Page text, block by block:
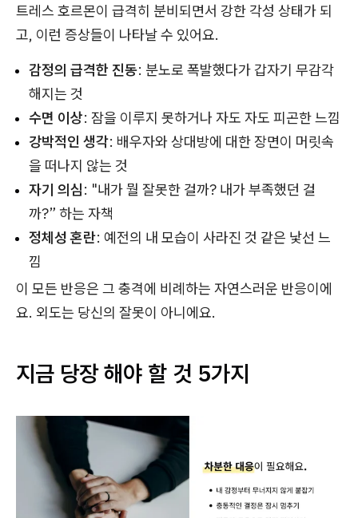
트레스 호르몬이 급격히 분비되면서 강한 각성 상태가 되
고, 이런 증상들이 나타날 수 있어요.
감정의 급격한 진동: 분노로 폭발했다가 갑자기 무감각
해지는 것
수면 이상: 잠을 이루지 못하거나 자도 자도 피곤한 느낌
강박적인 생각: 배우자와 상대방에 대한 장면이 머릿속
을 떠나지 않는 것
자기 의심: "내가 뭘 잘못한 걸까? 내가 부족했던 걸
까?” 하는 자책
정체성 혼란: 예전의 내 모습이 사라진 것 같은 낯선 느
낌
이 모든 반응은 그 충격에 비례하는 자연스러운 반응이에
요. 외도는 당신의 잘못이 아니에요.
지금 당장 해야 할 것 5가지